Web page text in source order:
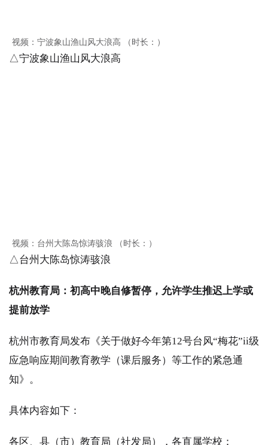
视频：宁波象山渔山风大浪高 （时长：）
△宁波象山渔山风大浪高
视频：台州大陈岛惊涛骇浪 （时长：）
△台州大陈岛惊涛骇浪
杭州教育局：初高中晚自修暂停，允许学生推迟上学或
提前放学
杭州市教育局发布《关于做好今年第12号台风“梅花”ii级
应急响应期间教育教学（课后服务）等工作的紧急通
知》。
具体内容如下：
各区、县（市）教育局（社发局），各直属学校：